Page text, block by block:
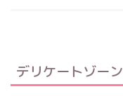
デリケートゾーン